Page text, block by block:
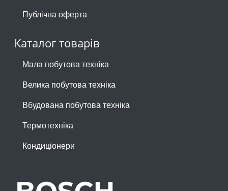
Публічна оферта
Каталог товарів
Мала побутова техніка
Велика побутова техніка
Вбудована побутова техніка
Термотехніка
Кондиціонери